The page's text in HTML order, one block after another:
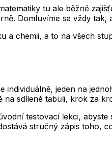
tu ale běžně
Domluvíme se vždy
a chemii, a to na všech
individuálně, jeden na
na sdílené tabuli, krok za
testovací lekci,
stručný zápis toho,